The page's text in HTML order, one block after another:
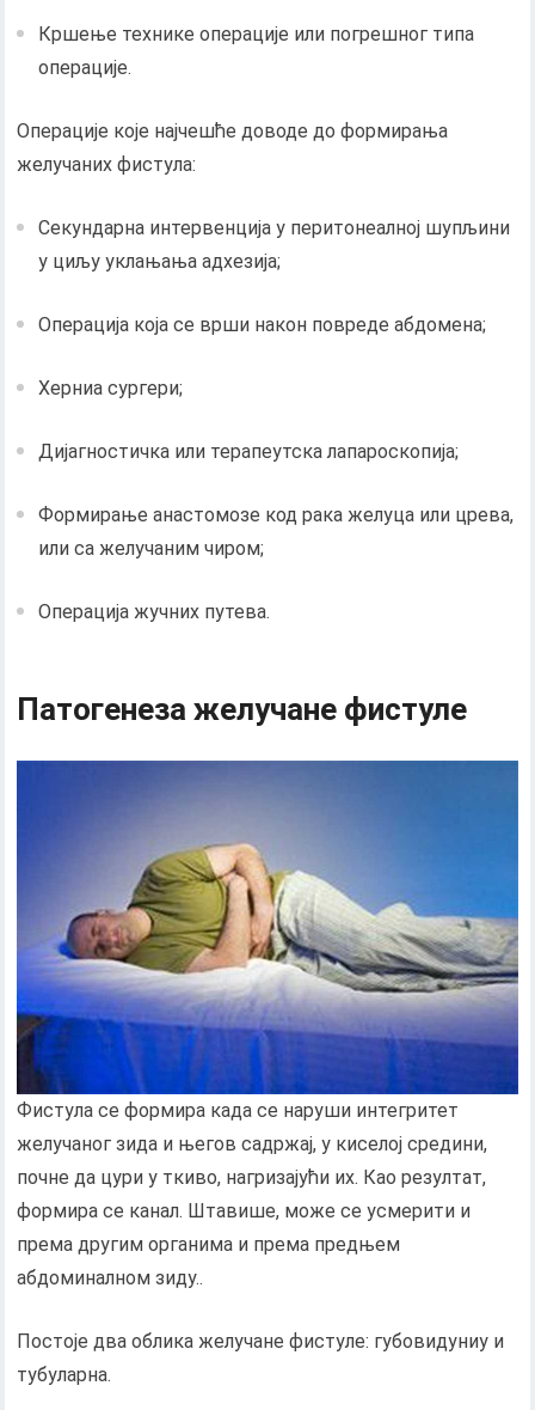
Кршење технике операције или погрешног типа
операције.
Операције које најчешће доводе до формирања
желучаних фистула:
Секундарна интервенција у перитонеалној шупљини
у циљу уклањања адхезија;
Операција која се врши након повреде абдомена;
Херниа сургери;
Дијагностичка или терапеутска лапароскопија;
Формирање анастомозе код рака желуца или црева,
или са желучаним чиром;
Операција жучних путева.
Патогенеза желучане фистуле
Фистула се формира када се наруши интегритет
желучаног зида и његов садржај, у киселој средини,
почне да цури у ткиво, нагризајући их. Као резултат,
формира се канал. Штавише, може се усмерити и
према другим органима и према предњем
абдоминалном зиду..
Постоје два облика желучане фистуле: губовидуниу и
тубуларна.